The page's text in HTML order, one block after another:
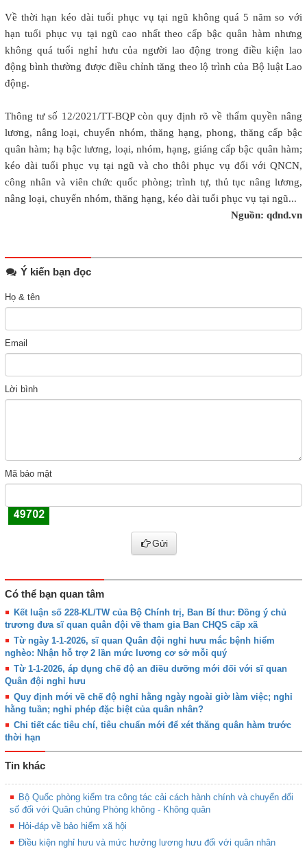
Về thời hạn kéo dài tuổi phục vụ tại ngũ không quá 5 năm so với
hạn tuổi phục vụ tại ngũ cao nhất theo cấp bậc quân hàm nhưng
không quá tuổi nghỉ hưu của người lao động trong điều kiện lao
động bình thường được điều chỉnh tăng theo lộ trình của Bộ luật Lao
động.
Thông tư số 12/2021/TT-BQP còn quy định rõ về thẩm quyền nâng
lương, nâng loại, chuyển nhóm, thăng hạng, phong, thăng cấp bậc
quân hàm; hạ bậc lương, loại, nhóm, hạng, giáng cấp bậc quân hàm;
kéo dài tuổi phục vụ tại ngũ và cho thôi phục vụ đối với QNCN,
công nhân và viên chức quốc phòng; trình tự, thủ tục nâng lương,
nâng loại, chuyển nhóm, thăng hạng, kéo dài tuổi phục vụ tại ngũ...
Nguồn: qdnd.vn
Ý kiến bạn đọc
Họ & tên
Email
Lời bình
Mã bảo mật
Gửi
Có thể bạn quan tâm
Kết luận số 228-KL/TW của Bộ Chính trị, Ban Bí thư: Đồng ý chủ
trương đưa sĩ quan quân đội về tham gia Ban CHQS cấp xã
Từ ngày 1-1-2026, sĩ quan Quân đội nghỉ hưu mắc bệnh hiểm
nghèo: Nhận hỗ trợ 2 lần mức lương cơ sở mỗi quý
Từ 1-1-2026, áp dụng chế độ an điều dưỡng mới đối với sĩ quan
Quân đội nghỉ hưu
Quy định mới về chế độ nghỉ hằng ngày ngoài giờ làm việc; nghỉ
hằng tuần; nghỉ phép đặc biệt của quân nhân?
Chi tiết các tiêu chí, tiêu chuẩn mới để xét thăng quân hàm trước
thời hạn
Tin khác
Bộ Quốc phòng kiểm tra công tác cải cách hành chính và chuyển đổi
số đối với Quân chủng Phòng không - Không quân
Hỏi-đáp về bảo hiểm xã hội
Điều kiện nghỉ hưu và mức hưởng lương hưu đối với quân nhân